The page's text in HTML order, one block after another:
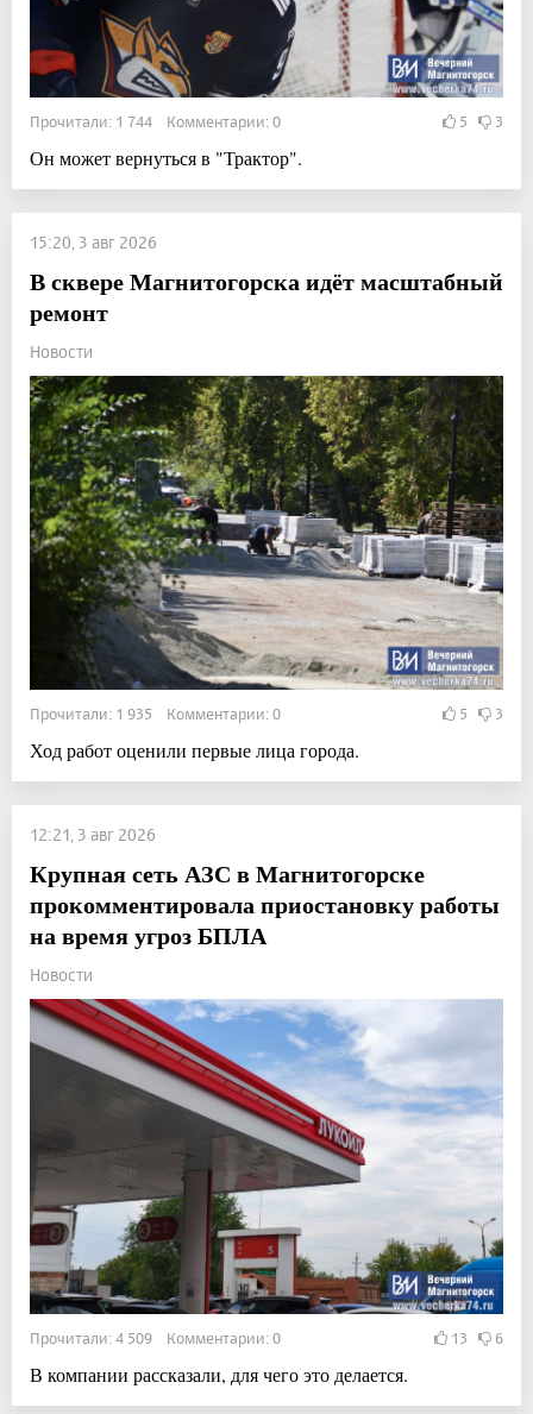
Прочитали: 1 744 Комментарии: 0 5 3
Он может вернуться в "Трактор".
15:20, 3 авг 2026
В сквере Магнитогорска идёт масштабный
ремонт
Новости
Прочитали: 1 935 Комментарии: 0 5 3
Ход работ оценили первые лица города.
12:21, 3 авг 2026
Крупная сеть АЗС в Магнитогорске
прокомментировала приостановку работы
на время угроз БПЛА
Новости
Прочитали: 4 509 Комментарии: 0 13 6
В компании рассказали, для чего это делается.